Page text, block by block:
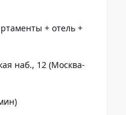
+ отель +
наб., 12 (Москва-
)